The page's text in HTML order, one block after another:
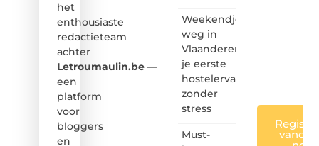
het
enthousiaste
redactieteam
achter
Letroumaulin.be—
een
platform
voor
bloggers
en
Weekendje
weg in
Vlaanderen:
je eerste
hostelervaring
zonder
stress
Must-